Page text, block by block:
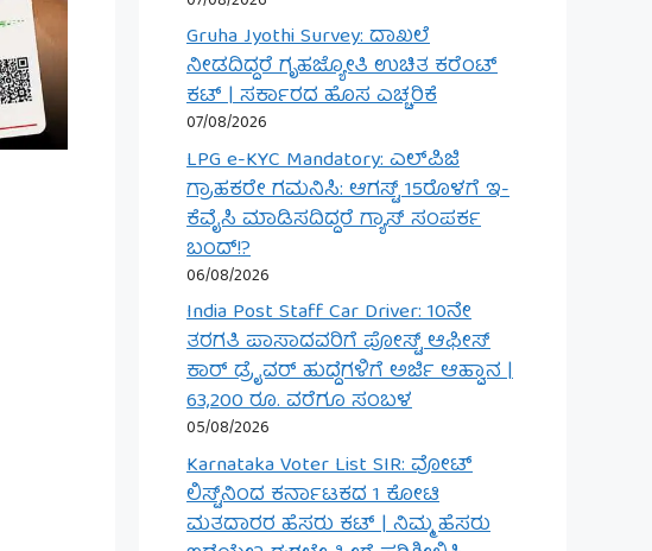
Gruha Jyothi Survey: ದಾಖಲೆ
ನೀಡದಿದ್ದರೆ ಗೃಹಜ್ಯೋತಿ ಉಚಿತ ಕರೆಂಟ್
ಕಟ್ | ಸರ್ಕಾರದ ಹೊಸ ಎಚ್ಚರಿಕೆ
07/08/2026
LPG e-KYC Mandatory: ಎಲ್‌ಪಿಜಿ
ಗ್ರಾಹಕರೇ ಗಮನಿಸಿ: ಆಗಸ್ಟ್ 15ರೊಳಗೆ ಇ-
ಕೆವೈಸಿ ಮಾಡಿಸದಿದ್ದರೆ ಗ್ಯಾಸ್ ಸಂಪರ್ಕ
ಬಂದ್!?
06/08/2026
India Post Staff Car Driver: 10ನೇ
ತರಗತಿ ಪಾಸಾದವರಿಗೆ ಪೋಸ್ಟ್ ಆಫೀಸ್
ಕಾರ್ ಡ್ರೈವರ್ ಹುದ್ದೆಗಳಿಗೆ ಅರ್ಜಿ ಆಹ್ವಾನ |
63,200 ರೂ. ವರೆಗೂ ಸಂಬಳ
05/08/2026
Karnataka Voter List SIR: ವೋಟ್
ಲಿಸ್ಟ್‌ನಿಂದ ಕರ್ನಾಟಕದ 1 ಕೋಟಿ
ಮತದಾರರ ಹೆಸರು ಕಟ್ | ನಿಮ್ಮ ಹೆಸರು